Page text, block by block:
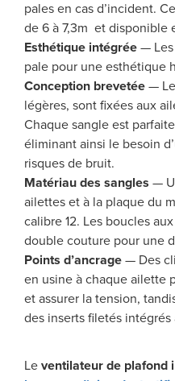
pales en cas d’incident.
de 6 à 7,3m et disponible
Esthétique intégrée — Les
pale pour une esthétique
Conception brevetée —
légères, sont fixées aux
Chaque sangle est
éliminant ainsi le besoin
risques de bruit.
Matériau des sangles —
ailettes et à la plaque du
calibre 12. Les boucles
double couture pour une
Points d’ancrage — Des
en usine à chaque ailette
et assurer la tension,
des inserts filetés
Le ventilateur de plafond